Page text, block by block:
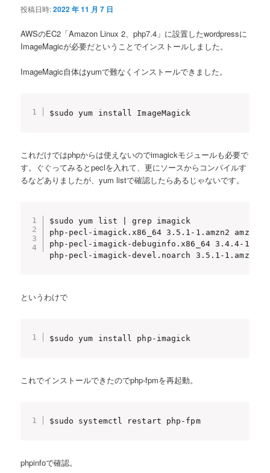
投稿日時:2022 年 11 月 7 日
AWSのEC2「Amazon Linux 2、php7.4」に設置したwordpressに
ImageMagicが必要だということでインストールしました。
ImageMagic自体はyumで難なくインストールできました。
$sudo yum install ImageMagick
これだけではphpからは使えないのでimagickモジュールも必要で
す。ぐぐってみるとpeclを入れて、更にソースからコンパイルす
るなどありましたが、yum listで確認したらあるじゃないです。
$sudo yum list | grep imagick
php-pecl-imagick.x86_64 3.5.1-1.amzn2
php-pecl-imagick-debuginfo.x86_64 3.4.4-
php-pecl-imagick-devel.noarch 3.5.1-1.amzn2
というわけで
$sudo yum install php-imagick
これでインストールできたのでphp-fpmを再起動。
$sudo systemctl restart php-fpm
phpinfoで確認。